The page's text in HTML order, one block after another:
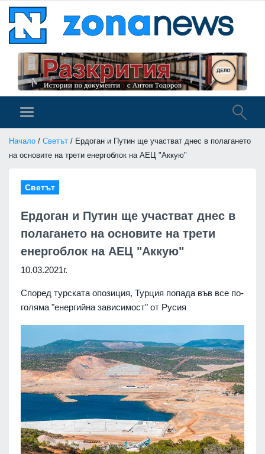
Начало / Светът / Ердоган и Путин ще участват днес в полагането
на основите на трети енергоблок на АЕЦ "Аккую"
Светът
Ердоган и Путин ще участват днес в
полагането на основите на трети
енергоблок на АЕЦ "Аккую"
10.03.2021г.
Според турската опозиция, Турция попада във все по-
голяма "енергийна зависимост" от Русия